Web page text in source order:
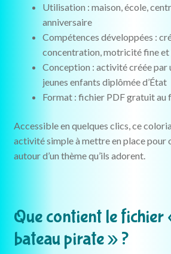
Utilisation : maison, école,
anniversaire
Compétences développées :
concentration, motricité fine
Conception : activité créée par
jeunes enfants diplômée d’État
Format : fichier PDF gratuit au
Accessible en quelques clics, ce
activité simple à mettre en place pour
autour d’un thème qu’ils adorent.
Que contient le
bateau pirate » ?